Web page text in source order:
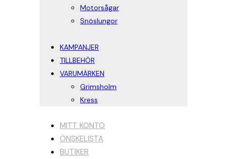
Motorsågar
Snöslungor
KAMPANJER
TILLBEHÖR
VARUMÄRKEN
Grimsholm
Kress
MITT KONTO
ÖNSKELISTA
BUTIKER